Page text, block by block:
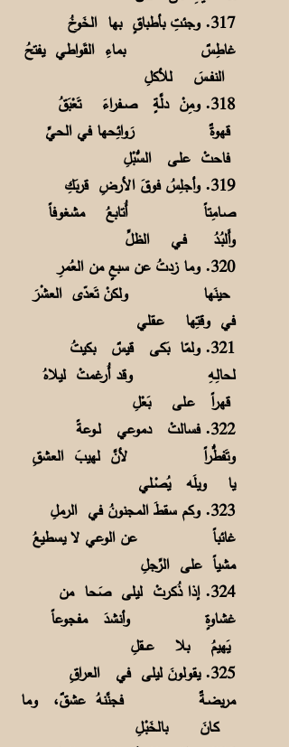
317. وجئتِ بأطباقٍ بها الخَوخُ
غاطِسٌ
بماءِ القَواطي يفتحُ
النفــسَ للأكلِ
318. ومِنْ دلَّةٍ صــفراءَ تَعْبَقُ
قهوةٌ
رَوائِحها في الحيِّ
فاحتْ علـى السُّبْلِ
319. وأجلِسُ فوقَ الأرضِ قربَكِ
صـامِتاً
أُتابعُ مشغوفاً
وأَلبُـدُ فـي الظلِّ
320. وما زدتُ عن سبعٍ من العُمرِ
حينَها
ولكنْ تَعدّى العشْرَ
في وقتِها عـقلي
321. ولمّا بَكى قيسٌ بكيتُ
لحالِـهِ
وقد أُرغمتْ ليلاهُ
قهراً عـلى بَعْلِ
322. فسالتْ دموعي لــوعةً
وتَفطُّراً
لأنَّ لهيبَ العشقِ
يا ويلَه يُصْـلي
323. وكم سقطَ المجنونُ في الرملِ
غائباً
عن الوعي لا يسطيعُ
مشياً على الرِّجلِ
324. إذا ذُكرتْ ليلى صَحا من
غشاوةٍ
وأنشدَ مفجوعاً
يَهيمُ بلا عـــقلِ
325. يقولونَ ليلى في العراقِ
مريضـةٌ
فجنَّنهُ عشقٌ، وما
كـانَ بالخَبْـلِ